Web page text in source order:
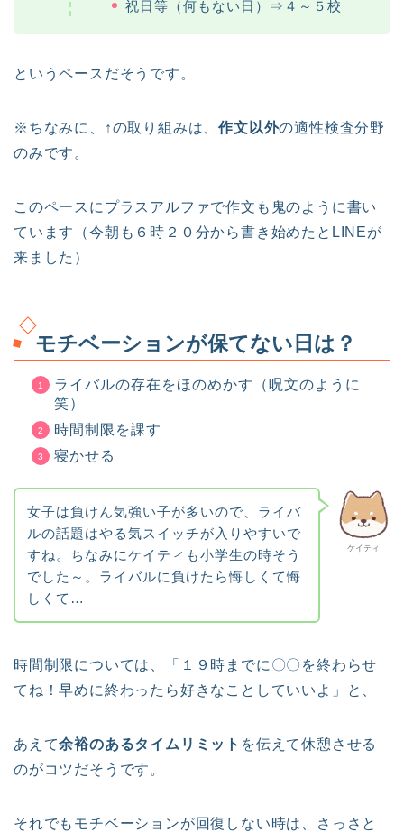
祝日等（何もない日）⇒４～５校
というペースだそうです。
※ちなみに、↑の取り組みは、作文以外の適性検査分野
のみです。
このペースにプラスアルファで作文も鬼のように書い
ています（今朝も６時２０分から書き始めたとLINEが
来ました）
モチベーションが保てない日は？
ライバルの存在をほのめかす（呪文のように
笑）
時間制限を課す
寝かせる
ケイティ
女子は負けん気強い子が多いので、ライバ
ルの話題はやる気スイッチが入りやすいで
すね。ちなみにケイティも小学生の時そう
でした～。ライバルに負けたら悔しくて悔
しくて…
時間制限については、「１９時までに〇〇を終わらせ
てね！早めに終わったら好きなことしていいよ」と、
あえて余裕のあるタイムリミット を伝えて休憩させる
のがコツだそうです。
それでもモチベーションが回復しない時は、さっさと